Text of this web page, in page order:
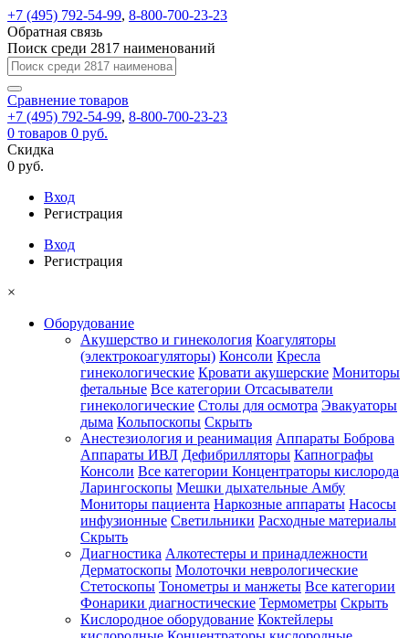
+7 (495) 792-54-99, 8-800-700-23-23
Обратная связь
Поиск среди 2817 наименований
Сравнение товаров
+7 (495) 792-54-99, 8-800-700-23-23
0 товаров 0 руб.
Скидка
0 руб.
Вход
Регистрация
Вход
Регистрация
×
Оборудование
Акушерство и гинекология Коагуляторы
(электрокоагуляторы) Консоли Кресла
гинекологические Кровати акушерские Мониторы
фетальные Все категории Отсасыватели
гинекологические Столы для осмотра Эвакуаторы
дыма Кольпоскопы Скрыть
Анестезиология и реанимация Аппараты Боброва
Аппараты ИВЛ Дефибрилляторы Капнографы
Консоли Все категории Концентраторы кислорода
Ларингоскопы Мешки дыхательные Амбу
Мониторы пациента Наркозные аппараты Насосы
инфузионные Светильники Расходные материалы
Скрыть
Диагностика Алкотестеры и принадлежности
Дерматоскопы Молоточки неврологические
Стетоскопы Тонометры и манжеты Все категории
Фонарики диагностические Термометры Скрыть
Кислородное оборудование Коктейлеры